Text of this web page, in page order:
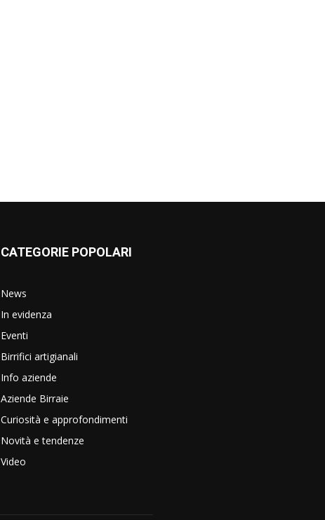
CATEGORIE POPOLARI
News
In evidenza
Eventi
Birrifici artigianali
Info aziende
Aziende Birraie
Curiosità e approfondimenti
Novità e tendenze
Video